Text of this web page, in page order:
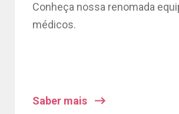
Conheça nossa renomada
médicos.
Saber mais